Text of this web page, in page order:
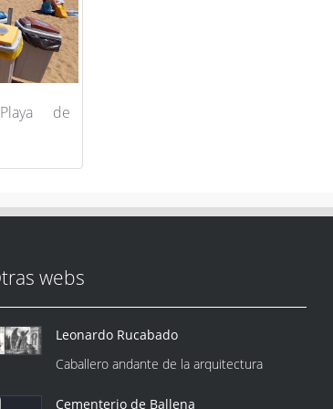
de
webs
Leonardo Rucabado
Caballero andante de la arquitectura
Cementerio de Ballena